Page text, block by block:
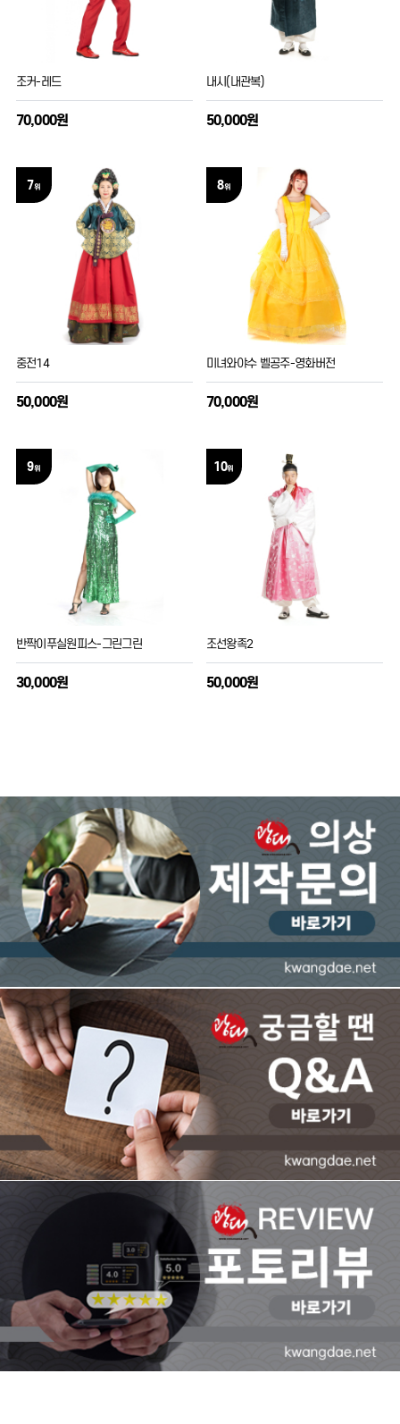
조커-레드
70,000원
내시(내관복)
50,000원
중전14
50,000원
7위
미녀와야수 벨공주-영화버전
70,000원
8위
반짝이푸실원피스-그린그린
30,000원
9위
조선왕족2
50,000원
10위